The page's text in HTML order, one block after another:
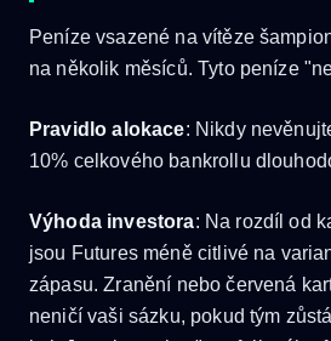
Peníze vsazené na vítěze
na několik měsíců. Tyto peníze
Pravidlo alokace: Nikdy
10% celkového bankrollu
Výhoda investora: Na rozdíl od
jsou Futures méně citlivé na
zápasu. Zranění nebo červená
neničí vaši sázku, pokud tým